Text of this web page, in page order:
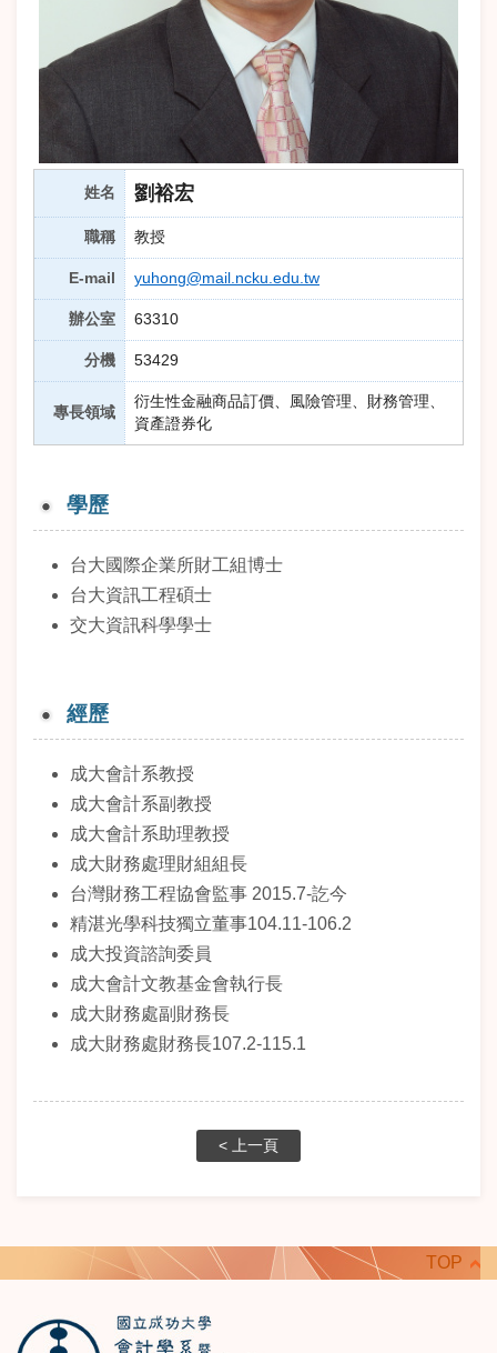
姓名 劉裕宏
職稱 教授
E-mail yuhong@mail.ncku.edu.tw
辦公室 63310
分機 53429
專長領域
衍生性金融商品訂價、風險管理、財務管理、
資產證券化
學歷
台大國際企業所財工組博士
台大資訊工程碩士
交大資訊科學學士
經歷
成大會計系教授
成大會計系副教授
成大會計系助理教授
成大財務處理財組組長
台灣財務工程協會監事 2015.7-訖今
精湛光學科技獨立董事104.11-106.2
成大投資諮詢委員
成大會計文教基金會執行長
成大財務處副財務長
成大財務處財務長107.2-115.1
< 上一頁
TOP